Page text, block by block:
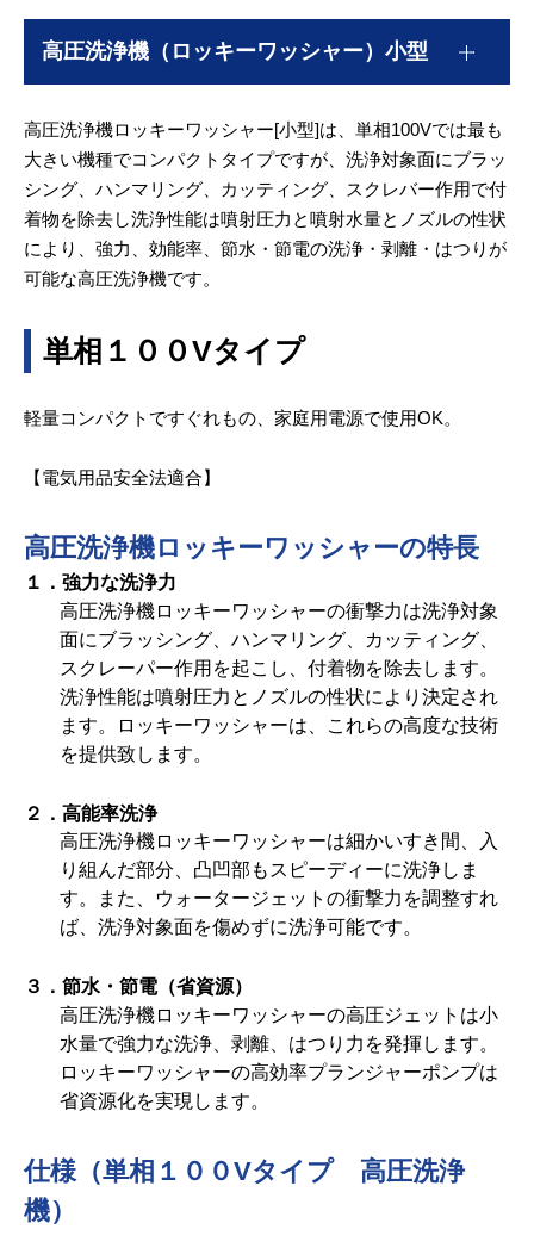
高圧洗浄機（ロッキーワッシャー）小型
高圧洗浄機ロッキーワッシャー[小型]は、単相100Vでは最も
大きい機種でコンパクトタイプですが、洗浄対象面にブラッ
シング、ハンマリング、カッティング、スクレバー作用で付
着物を除去し洗浄性能は噴射圧力と噴射水量とノズルの性状
により、強力、効能率、節水・節電の洗浄・剥離・はつりが
可能な高圧洗浄機です。
単相１００Vタイプ
軽量コンパクトですぐれもの、家庭用電源で使用OK。
【電気用品安全法適合】
高圧洗浄機ロッキーワッシャーの特長
１．強力な洗浄力
高圧洗浄機ロッキーワッシャーの衝撃力は洗浄対象
面にブラッシング、ハンマリング、カッティング、
スクレーパー作用を起こし、付着物を除去します。
洗浄性能は噴射圧力とノズルの性状により決定され
ます。ロッキーワッシャーは、これらの高度な技術
を提供致します。
２．高能率洗浄
高圧洗浄機ロッキーワッシャーは細かいすき間、入
り組んだ部分、凸凹部もスピーディーに洗浄しま
す。また、ウォータージェットの衝撃力を調整すれ
ば、洗浄対象面を傷めずに洗浄可能です。
３．節水・節電（省資源）
高圧洗浄機ロッキーワッシャーの高圧ジェットは小
水量で強力な洗浄、剥離、はつり力を発揮します。
ロッキーワッシャーの高効率プランジャーポンプは
省資源化を実現します。
仕様（単相１００Vタイプ 高圧洗浄
機）